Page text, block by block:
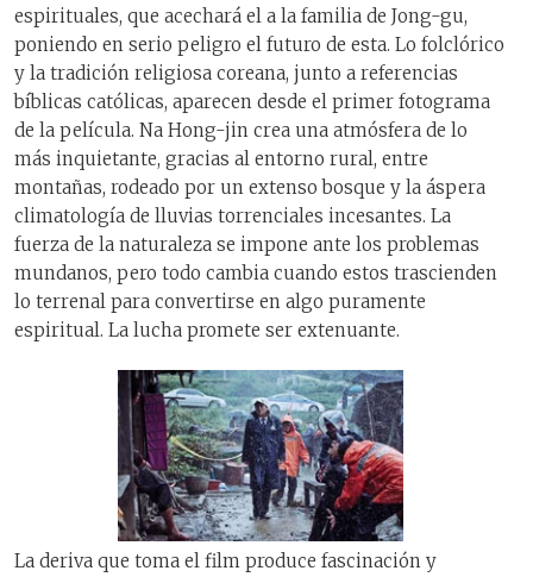
espirituales, que acechará el a la familia de Jong-gu,
poniendo en serio peligro el futuro de esta. Lo folclórico
y la tradición religiosa coreana, junto a referencias
bíblicas católicas, aparecen desde el primer fotograma
de la película. Na Hong-jin crea una atmósfera de lo
más inquietante, gracias al entorno rural, entre
montañas, rodeado por un extenso bosque y la áspera
climatología de lluvias torrenciales incesantes. La
fuerza de la naturaleza se impone ante los problemas
mundanos, pero todo cambia cuando estos trascienden
lo terrenal para convertirse en algo puramente
espiritual. La lucha promete ser extenuante.
La deriva que toma el film produce fascinación y